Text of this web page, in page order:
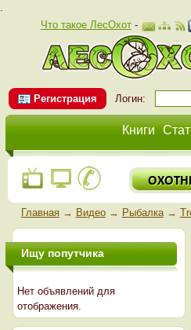
.
Что такое ЛесОхот-
Регистрация Логин:
Книги
Главная→ Видео→ Рыбалка→
Ищу попутчика
Нет объявлений для
отображения.